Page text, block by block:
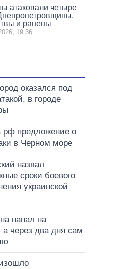
атаковали четыре
и ранены
19:36
оказался под
в городе
рф предложение о
в Черном море
назвал
сроки боевого
украинской
напал на
а через два дня сам